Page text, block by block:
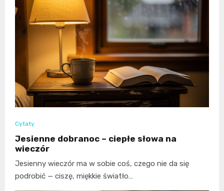
Cytaty
Jesienne dobranoc – ciepłe słowa na
wieczór
Jesienny wieczór ma w sobie coś, czego nie da się
podrobić — ciszę, miękkie światło…